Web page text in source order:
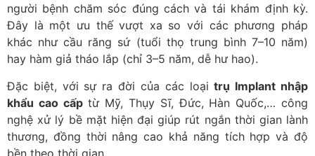
người bệnh chăm sóc đúng cách và tái khám định kỳ.
Đây là một ưu thế vượt xa so với các phương pháp
khác như cầu răng sứ (tuổi thọ trung bình 7–10 năm)
hay hàm giả tháo lắp (chỉ 3–5 năm, dễ hư hao).
Đặc biệt, với sự ra đời của các loạitrụ Implant nhập
khẩu cao cấptừ Mỹ, Thụy Sĩ, Đức, Hàn Quốc,… công
nghệ xử lý bề mặt hiện đại giúp rút ngắn thời gian lành
thương, đồng thời nâng cao khả năng tích hợp và độ
bền theo thời gian.